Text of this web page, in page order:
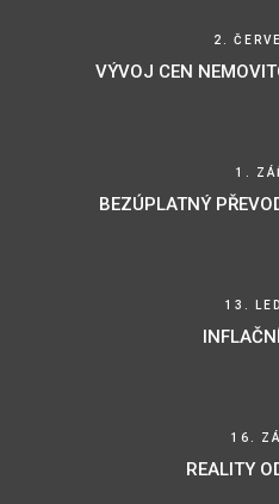
2.
VÝVOJ CEN
1.
BEZÚPLATNÝ
13.
16.
REALITY